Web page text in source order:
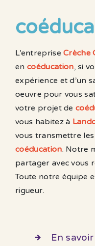
L’entrepriseCrèche
en coéducation, si
expérience et d’un
oeuvre pour vous
votre projet de
vous habitez à
vous transmettre
coéducation. Notre
partager avec vous
Toute notre équipe
rigueur.
En